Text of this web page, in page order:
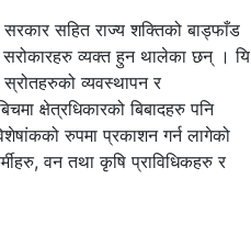
सहित राज्य शक्तिको बाड्फाँड
सरोकारहरु व्यक्त हुन थालेका छन् । यि
व्यवस्थापन र
क्षेत्रधिकारको बिबादहरु पनि
रुपमा प्रकाशन गर्न लागेको
वन तथा कृषि प्राविधिकहरु र